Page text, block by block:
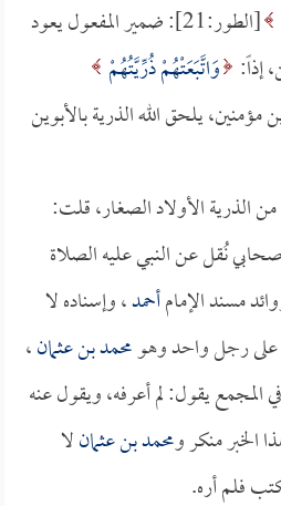
[الطور:21]: ضمير المفعول يعود
إذاً: وَاتَّبَعَتْهُمْ ذُرِّيَّتُهُمْ
مؤمنين، يلحق الله الذرية بالأبوين
من الذرية الأولاد الصغار، قلت:
نُقل عن النبي عليه الصلاة
مسند الإمامأحمد، وإسناده لا
على رجل واحد وهومحمد بن عثمان،
في المجمع يقول: لم أعرفه، ويقول عنه
الخبر منكر ومحمد بن عثمانلا
فلم أره.